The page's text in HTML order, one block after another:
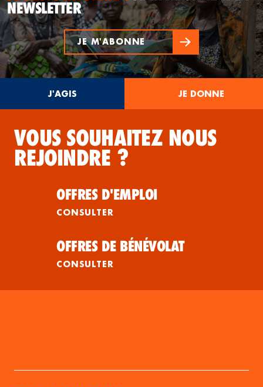
NEWSLETTER
JE M'ABONNE
J'AGIS JE DONNE
VOUS SOUHAITEZ NOUS
REJOINDRE ?
OFFRES D'EMPLOI
CONSULTER
OFFRES DE BÉNÉVOLAT
CONSULTER